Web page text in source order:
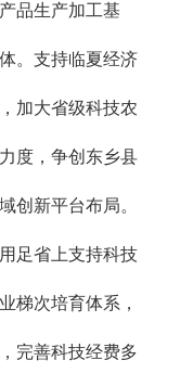
品生产加工基
。支持临夏经济
加大省级科技农
度，争创东乡县
创新平台布局。
足省上支持科技
梯次培育体系，
完善科技经费多